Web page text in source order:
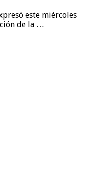
este miércoles
de la …